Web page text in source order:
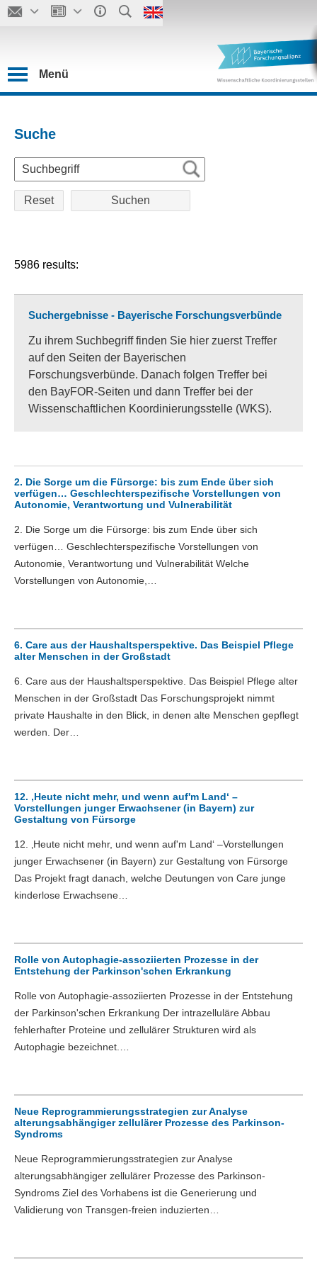
Menü
Suche
Reset
5986 results:
Suchergebnisse - Bayerische Forschungsverbünde
Zu ihrem Suchbegriff finden Sie hier zuerst Treffer
auf den Seiten der Bayerischen
Forschungsverbünde. Danach folgen Treffer bei
den BayFOR-Seiten und dann Treffer bei der
Wissenschaftlichen Koordinierungsstelle (WKS).
2. Die Sorge um die Fürsorge: bis zum Ende über sich
verfügen… Geschlechterspezifische Vorstellungen von
Autonomie, Verantwortung und Vulnerabilität
2. Die Sorge um die Fürsorge: bis zum Ende über sich
verfügen… Geschlechterspezifische Vorstellungen von
Autonomie, Verantwortung und Vulnerabilität Welche
Vorstellungen von Autonomie,…
6. Care aus der Haushaltsperspektive. Das Beispiel Pflege
alter Menschen in der Großstadt
6. Care aus der Haushaltsperspektive. Das Beispiel Pflege alter
Menschen in der Großstadt Das Forschungsprojekt nimmt
private Haushalte in den Blick, in denen alte Menschen gepflegt
werden. Der…
12. ‚Heute nicht mehr, und wenn auf'm Land‘ –
Vorstellungen junger Erwachsener (in Bayern) zur
Gestaltung von Fürsorge
12. ‚Heute nicht mehr, und wenn auf'm Land‘ –Vorstellungen
junger Erwachsener (in Bayern) zur Gestaltung von Fürsorge
Das Projekt fragt danach, welche Deutungen von Care junge
kinderlose Erwachsene…
Rolle von Autophagie-assoziierten Prozesse in der
Entstehung der Parkinson'schen Erkrankung
Rolle von Autophagie-assoziierten Prozesse in der Entstehung
der Parkinson'schen Erkrankung Der intrazelluläre Abbau
fehlerhafter Proteine und zellulärer Strukturen wird als
Autophagie bezeichnet.…
Neue Reprogrammierungsstrategien zur Analyse
alterungsabhängiger zellulärer Prozesse des Parkinson-
Syndroms
Neue Reprogrammierungsstrategien zur Analyse
alterungsabhängiger zellulärer Prozesse des Parkinson-
Syndroms Ziel des Vorhabens ist die Generierung und
Validierung von Transgen-freien induzierten…